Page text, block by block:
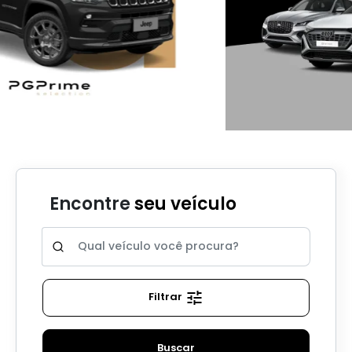
Encontreseu veículo
Filtrar
Buscar